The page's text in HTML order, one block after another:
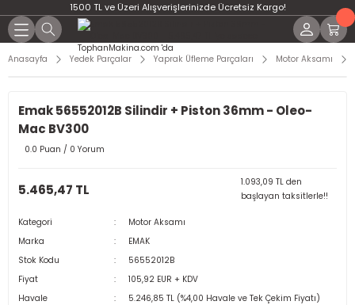
1500 TL ve Üzeri Alışverişlerinizde Ücretsiz Kargo!
Anasayfa Yedek Parçalar Yaprak Üfleme Parçaları Motor Aksamı
Emak 56552012B Silindir + Piston 36mm - Oleo-
Mac BV300
0.0 Puan / 0 Yorum
5.465,47 TL
1.093,09 TL den
başlayan taksitlerle!!
Kategori
Motor Aksamı
Marka
EMAK
Stok Kodu
56552012B
Fiyat
105,92 EUR + KDV
Havale
5.246,85 TL (%4,00 Havale ve Tek Çekim Fiyatı)